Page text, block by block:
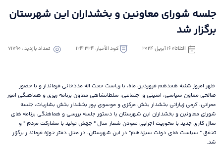
جلسه شورای معاونین و بخشداران این شهرستان
برگزار شد
الثلاثاء ١٦ أبريل ٢٠٢٤ كود الأخبار: 1241324 تعداد بازدید : 71790
ظهر امروز شنبه هجدهم فروردین ماه، با ریاست حجت اله مددخانی فرماندار و با حضور
صالحی معاون سیاسی، امنیتی و اجتماعی، سلطانشاهی معاون برنامه ریزی و هماهنگی امور
عمرانی، کرمی زیارانی بخشدار بخش مرکزی و موسوی پور بخشدار بخش بشاریات، جلسه
شورای معاونین و بخشداران این شهرستان با دستور جلسه بررسی و هماهنگی برنامه های
سال کاری جدید با محوریت اجرایی نمودن شعار سال " جهش تولید با مشارکت مردم " و
تحقق " سیاست های دولت سیزدهم" در این شهرستان، در محل دفتر حوزه فرماندار برگزار
شد.